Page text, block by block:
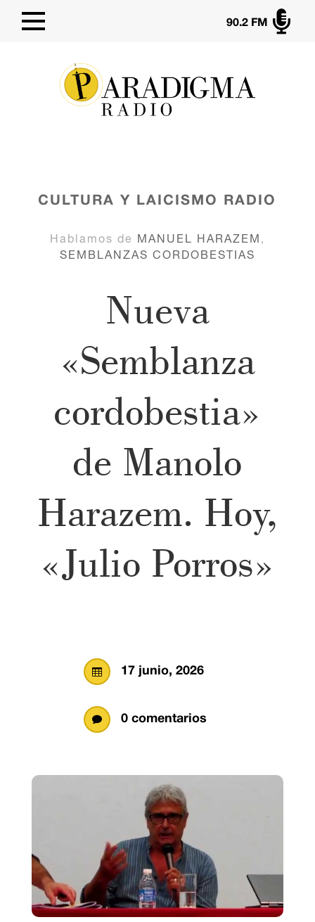

90.2 FM
CULTURA Y LAICISMO RADIO
Hablamos de MANUEL HARAZEM ,
SEMBLANZAS CORDOBESTIAS
Nueva
«Semblanza
cordobestia»
de Manolo
Harazem. Hoy,
«Julio Porros»
 17 junio, 2026
 0 comentarios